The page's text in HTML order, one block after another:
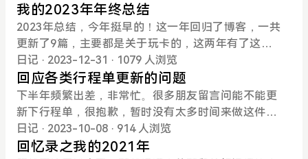
一篇文章，太懒了。VPS安装nextcloud，替代onedr
ive同步文件工作上，上半年出差挺多，但不太忙，顺
利签约落地了几个不大不小的项目；下半年换了新的
单位，明显忙了很多，出差+签约，没少加班，但是
工作氛围很好，我挺喜欢。生活上，老家里的房子盖
起来了，很漂亮；五一去了南昌，十一去了天津，也
算打卡了新的城市，但都不咋好玩；媳妇儿单位年底
也搬到了新地方，下班早很多，玩游戏的时间就少
了。股市上，持有st西域、st中泰，年中拿到了退市
的st同达，在上面亏了不少，整体微利吧；副业上，
我的2023年年终总结
2023年总结，今年挺早的！这一年回归了博客，一共
更新了9篇，主要都是关于玩卡的，这两年有了这个
爱好，持续了挺久。在这里，首先对通过博客想加我
微信的朋友们说声对不起。由于工作原因，90%以上
的朋友都没有添加，后期也不会添加。关于行程单修
改的问题，请查看置顶文章工作上，出差很多，但是
不太忙，都还顺利。经手落地了两个项目，总体亮点
不多；生活上，年前这几个月，爸妈在西安，有吃有
日记 · 2023-12-31 · 1079 人浏览
回应各类行程单更新的问题
下半年频繁出差，非常忙。很多朋友留言问能不能更
新下行程单，很抱歉，暂时没有太多时间来做这件
事。这是个精细活，得花些时间。其实现在的各类行
程单都是PDF版本，没有做加密处理，只要有PDF编
日记 · 2023-10-08 · 914 人浏览
回忆录之我的2021年